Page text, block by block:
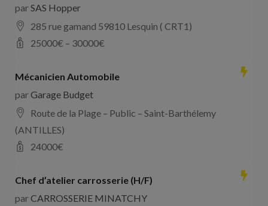
parSAS Hopper
285 rue gamand 59810 Lesquin ( CRT1)
25000€ – 30000€
Mécanicien Automobile
parGarage Budget
Route de la Plage – Public – Saint-Barthélemy
(ANTILLES)
24000€
Chef d’atelier carrosserie (H/F)
parCARROSSERIE MINATCHY